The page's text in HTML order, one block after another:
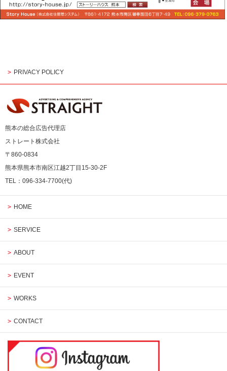
PRIVACY POLICY
熊本の総合広告代理店
ストレート株式会社
〒860-0834
熊本県熊本市南区江越2丁目15-30-2F
TEL：096-334-7700(代)
HOME
SERVICE
ABOUT
EVENT
WORKS
CONTACT